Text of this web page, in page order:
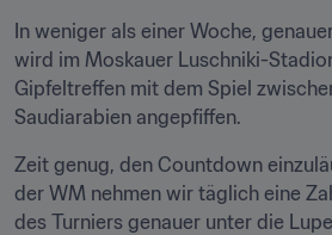
​In weniger als einer Woche,
wird im Moskauer Luschniki-
Gipfeltreffen mit dem Spiel
Saudiarabien angepfiffen.
Zeit genug, den Countdown
der WM nehmen wir täglich eine
des Turniers genauer unter die